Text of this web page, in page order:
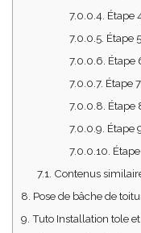
7.0.0.4. Étape
7.0.0.5. Étape 5
7.0.0.6. Étape
7.0.0.7. Étape 7
7.0.0.8. Étape
7.0.0.9. Étape
7.0.0.10.
7.1. Contenus
8. Pose de bâche de
9. Tuto Installation tole